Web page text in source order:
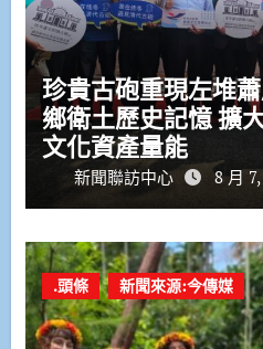
珍貴古砲重現左堆
鄉衛土歷史記憶 擴
文化資產量能
新聞聯訪中心 8 月
.頭條 新聞來源:今傳媒